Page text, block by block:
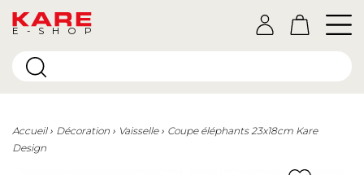
E-SHOP
Accueil Décoration Vaisselle
Coupe éléphants 23x18cm Kare
Design